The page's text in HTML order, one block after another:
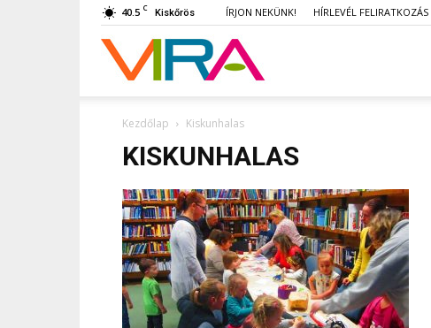
40.5 C Kiskőrös ÍRJON NEKÜNK! HÍRLEVÉL FELIRATKOZÁS
VIRA
Kezdőlap Kiskunhalas
KISKUNHALAS